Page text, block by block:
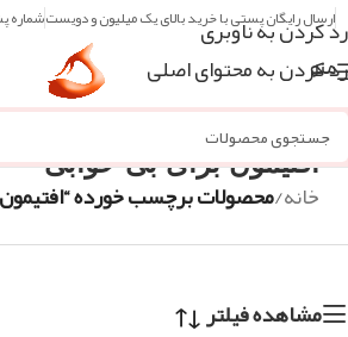
رد کردن به ناوبری
رد کردن به محتوای اصلی
ارسال رایگان پستی با خرید بالای یک میلیون و دویستشماره
منو
افتیمون برای بی خوابی
خانه/محصولات برچسب خورده
مشاهده فیلتر